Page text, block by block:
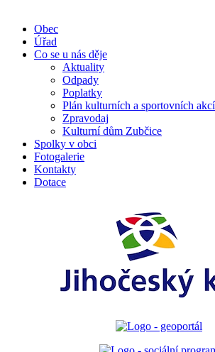
Obec
Úřad
Co se u nás děje
Aktuality
Odpady
Poplatky
Plán kulturních a sportovních
Zpravodaj
Kulturní dům Zubčice
Spolky v obci
Fotogalerie
Kontakty
Dotace